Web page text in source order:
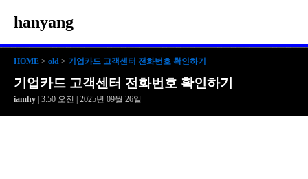
hanyang
HOME > old > 기업카드 고객센터 전화번호 확인하기
기업카드 고객센터 전화번호 확인하기
iamhy | 3:50 오전 | 2025년 09월 26일